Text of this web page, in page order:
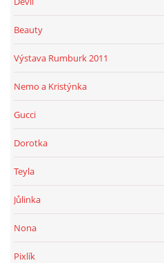
Beauty
Výstava Rumburk 2011
Nemo a Kristýnka
Gucci
Dorotka
Teyla
Jůlinka
Nona
Pixlík